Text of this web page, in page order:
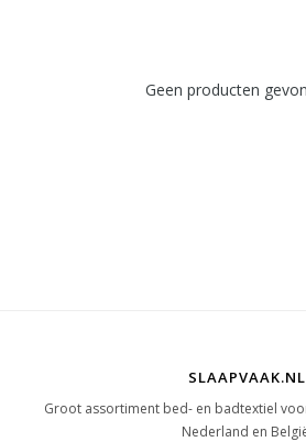
Geen producten
SLAAPVAAK.NL
Groot assortiment bed- en badtextiel
Nederland en